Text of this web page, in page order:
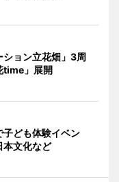
ション立花畑」3周
」展開
ども体験イベン
文化など